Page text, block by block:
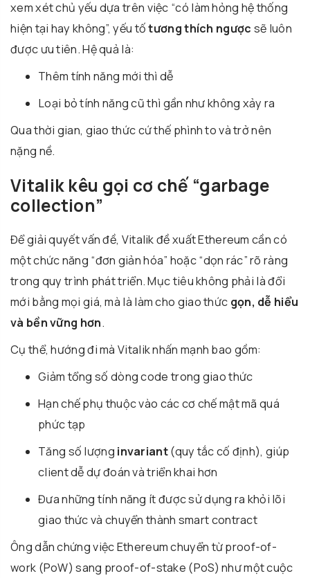
xem xét chủ yếu dựa trên việc “có làm hỏng hệ thống
hiện tại hay không”, yếu tốtương thích ngược sẽ luôn
được ưu tiên. Hệ quả là:
Thêm tính năng mới thì dễ
Loại bỏ tính năng cũ thì gần như không xảy ra
Qua thời gian, giao thức cứ thế phình to và trở nên
nặng nề.
Vitalik kêu gọi cơ chế “garbage
collection”
Để giải quyết vấn đề, Vitalik đề xuất Ethereum cần có
một chức năng “đơn giản hóa” hoặc “dọn rác” rõ ràng
trong quy trình phát triển. Mục tiêu không phải là đổi
mới bằng mọi giá, mà là làm cho giao thức gọn, dễ hiểu
và bền vững hơn.
Cụ thể, hướng đi mà Vitalik nhấn mạnh bao gồm:
Giảm tổng số dòng code trong giao thức
Hạn chế phụ thuộc vào các cơ chế mật mã quá
phức tạp
Tăng số lượng invariant(quy tắc cố định), giúp
client dễ dự đoán và triển khai hơn
Đưa những tính năng ít được sử dụng ra khỏi lõi
giao thức và chuyển thành smart contract
Ông dẫn chứng việc Ethereum chuyển từ proof-of-
work (PoW) sang proof-of-stake (PoS) như một cuộc